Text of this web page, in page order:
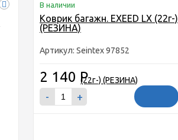
В наличии
Коврик багажн. EXEED LX (22г-)
(РЕЗИНА)
Артикул: Seintex 97852
2 140 Р
- +